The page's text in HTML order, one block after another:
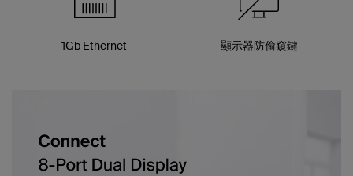
1Gb Ethernet 顯示器防偷窺鍵